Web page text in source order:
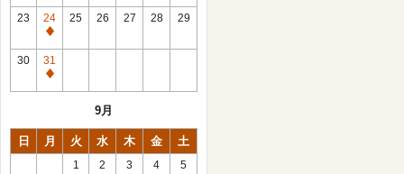
館
日
23
24
休
館
日
25 26 27 28 29
30
31
休
9月
日 月 火 水 木 金 土
1 2 3 4 5